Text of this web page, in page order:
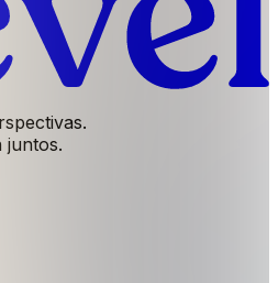
juntos.